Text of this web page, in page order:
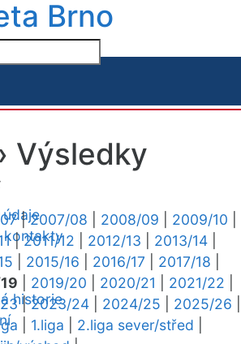
Brno
kontakty
historie
Výsledky
|2007/08 2008/09 2009/10
|2011/12 2012/13 2013/14
2015/16 2016/17 2017/18
2019/20 2020/21 2021/22
|2023/24 2024/25 2025/26
1.liga 2.liga sever/střed